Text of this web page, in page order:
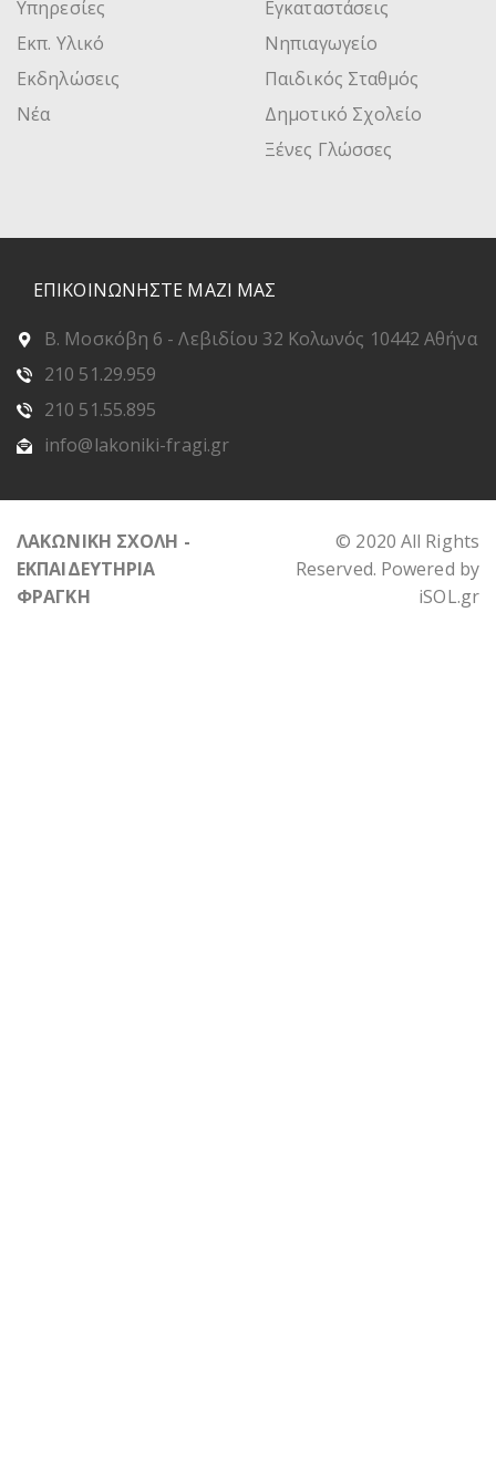
Υπηρεσίες
Εκπ. Υλικό
Εκδηλώσεις
Νέα
Εγκαταστάσεις
Νηπιαγωγείο
Παιδικός Σταθμός
Δημοτικό Σχολείο
Ξένες Γλώσσες
ΕΠΙΚΟΙΝΩΝΗΣΤΕ ΜΑΖΙ ΜΑΣ
Β. Μοσκόβη 6 - Λεβιδίου 32 Κολωνός 10442 Αθήνα
210 51.29.959
210 51.55.895
info@lakoniki-fragi.gr
ΛΑΚΩΝΙΚΗ ΣΧΟΛΗ -
ΕΚΠΑΙΔΕΥΤΗΡΙΑ
ΦΡΑΓΚΗ
© 2020 All Rights
Reserved. Powered by
iSOL.gr